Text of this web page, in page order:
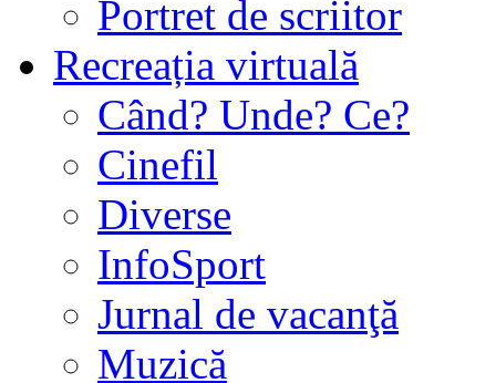
Portret de scriitor
Recreația virtuală
Când? Unde? Ce?
Cinefil
Diverse
InfoSport
Jurnal de vacanţă
Muzică